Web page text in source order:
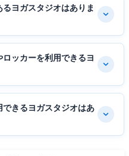
ヨガスタジオはありま
ッカーを利用できるヨ
きるヨガスタジオはあ